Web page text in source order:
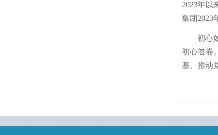
2023年以
集团2023
初心
初心答卷
基、推动